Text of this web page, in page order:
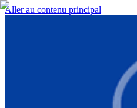
Aller au contenu principal